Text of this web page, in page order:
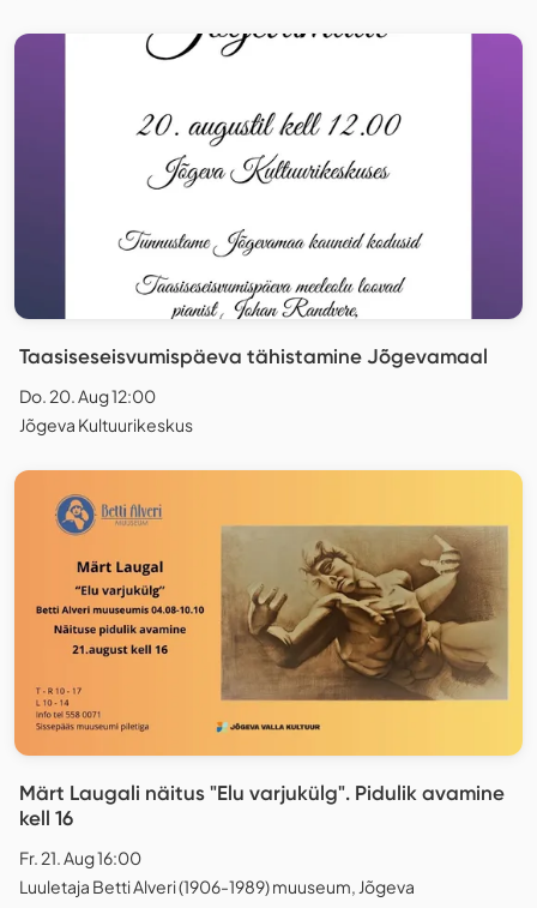
Taasiseseisvumispäeva tähistamine Jõgevamaal
Do. 20. Aug 12:00
Jõgeva Kultuurikeskus
Märt Laugali näitus "Elu varjukülg". Pidulik avamine
kell 16
Fr. 21. Aug 16:00
Luuletaja Betti Alveri (1906-1989) muuseum, Jõgeva